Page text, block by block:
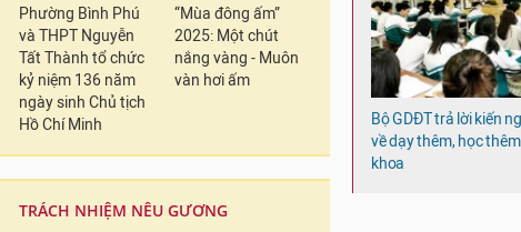
Phường Bình Phú
và THPT Nguyễn
Tất Thành tổ chức
kỷ niệm 136 năm
ngày sinh Chủ tịch
Hồ Chí Minh
“Mùa đông ấm”
2025: Một chút
nắng vàng - Muôn
vàn hơi ấm
TRÁCH NHIỆM NÊU GƯƠNG
Bộ GDĐT trả lời kiến
về dạy thêm, học
khoa